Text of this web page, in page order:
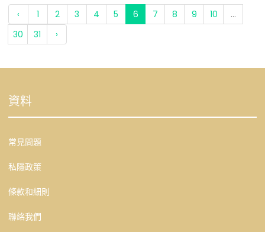
‹ 1 2 3 4 5 6 7 8 9 10
...
30
31 ›
資料
常見問題
私隱政策
條款和細則
聯絡我們